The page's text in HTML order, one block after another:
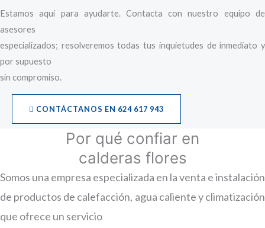
Estamos aquí para ayudarte. Contacta con nuestro equipo de
asesores
especializados; resolveremos todas tus inquietudes de inmediato y
por supuesto
sin compromiso.
CONTÁCTANOS EN 624 617 943
Por qué confiar en
calderas flores
Somos una empresa especializada en la venta e instalación
de productos de calefacción, agua caliente y climatización
que ofrece un servicio